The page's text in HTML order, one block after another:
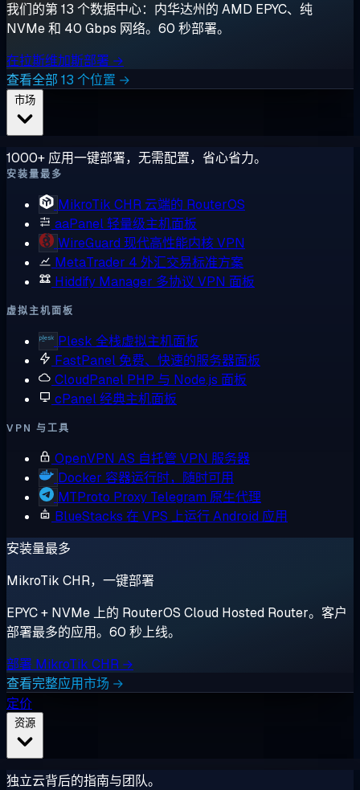
我们的第 13 个数据中心：内华达州的 AMD EPYC、纯
NVMe 和 40 Gbps 网络。60 秒部署。
在拉斯维加斯部署 →
查看全部 13 个位置 →
1000+ 应用一键部署，无需配置，省心省力。
安装量最多
MikroTik CHR 云端的 RouterOS
aaPanel轻量级主机面板
WireGuard 现代高性能内核 VPN
MetaTrader 4 外汇交易标准方案
Hiddify Manager 多协议 VPN 面板
虚拟主机面板
Plesk 全栈虚拟主机面板
FastPanel 免费、快速的服务器面板
CloudPanel PHP 与 Node.js 面板
cPanel经典主机面板
VPN 与工具
OpenVPN AS 自托管 VPN 服务器
Docker 容器运行时，随时可用
MTProto Proxy Telegram 原生代理
BlueStacks 在 VPS 上运行 Android 应用
安装量最多
MikroTik CHR，一键部署
EPYC + NVMe 上的 RouterOS Cloud Hosted Router。客户
部署最多的应用。60 秒上线。
部署 MikroTik CHR →
查看完整应用市场 →
定价
独立云背后的指南与团队。